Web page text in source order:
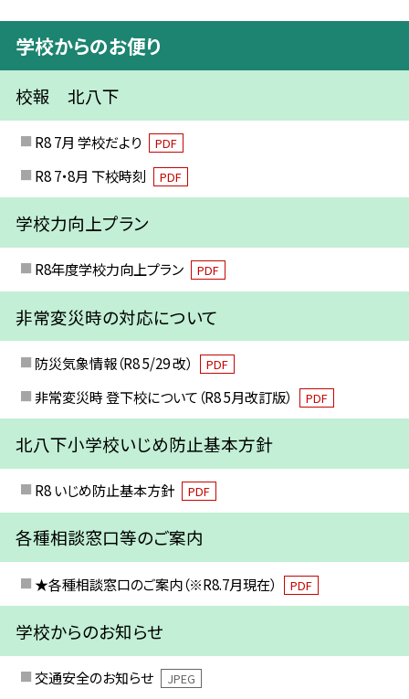
学校からのお便り
校報 北八下
R8 7月 学校だより PDF
R8 7・8月 下校時刻 PDF
学校力向上プラン
R8年度学校力向上プラン PDF
非常変災時の対応について
防災気象情報（R8 5/29 改） PDF
非常変災時 登下校について（R8 5月改訂版） PDF
北八下小学校いじめ防止基本方針
R8 いじめ防止基本方針 PDF
各種相談窓口等のご案内
★各種相談窓口のご案内（※R8.7月現在） PDF
学校からのお知らせ
交通安全のお知らせ JPEG